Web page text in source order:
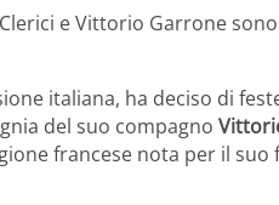
e Vittorio Garrone
italiana, ha deciso di
del suo compagno
francese nota per il suo